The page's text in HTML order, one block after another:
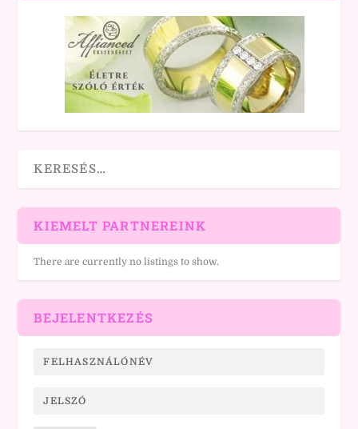
KIEMELT PARTNEREINK
There are currently no listings to show.
BEJELENTKEZÉS